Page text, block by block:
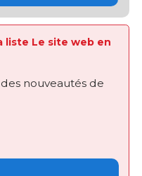
liste Le site web en
nouveautés de